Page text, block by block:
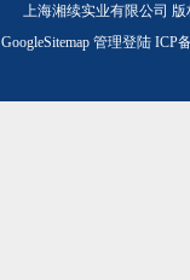
上海湘续实业有限公司
GoogleSitemap 管理登陆ICP